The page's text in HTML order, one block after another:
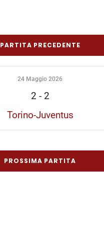
PARTITA PRECEDENTE
24 Maggio 2026
2 - 2
Torino-Juventus
PROSSIMA PARTITA